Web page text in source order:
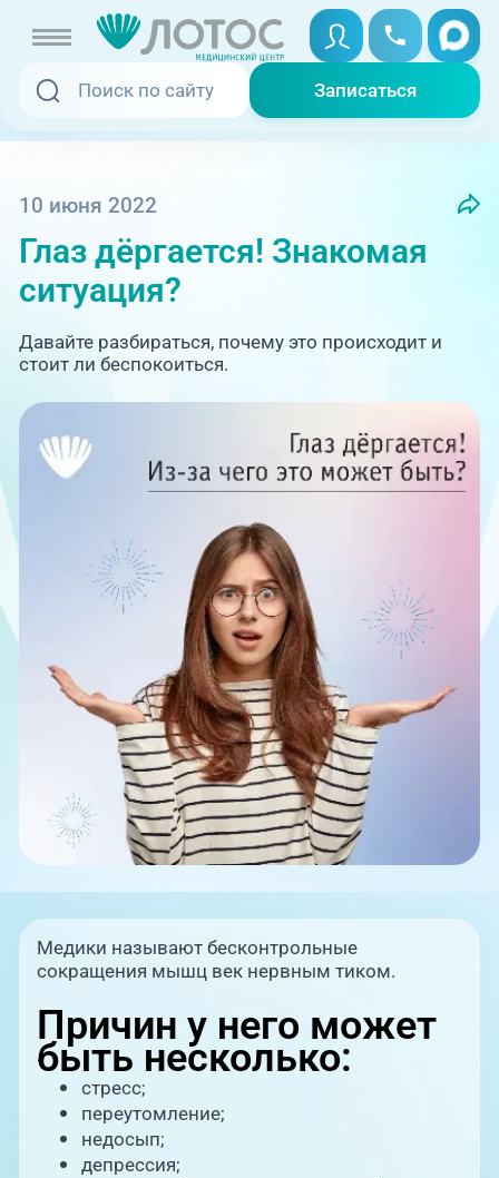
Записаться
Записаться
Специалисты
Акции
Отзывы
Адреса клиник
Блог врачей
Пациентам
PreventAGE
+7 (351) 220-00-03
Записаться онлайн
Вызвать скорую
Медицина на дому
Телемедицина
+7 (351) 220-00-03
+7 (351) 220-03-03
Центр амбулаторной
онкологической помощи
+7 (7142) 927-003
Справочный телефон для
жителей Казахстана
10 июня 2022
Глаз дёргается! Знакомая
ситуация?
Давайте разбираться, почему это происходит и
стоит ли беспокоиться.
Медики называют бесконтрольные
сокращения мышц век нервным тиком.
Причин у него может
быть несколько:
стресс;
переутомление;
недосып;
депрессия;